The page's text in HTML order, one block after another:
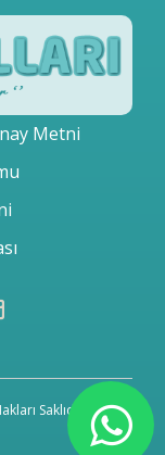
Metni
Saklıdır.